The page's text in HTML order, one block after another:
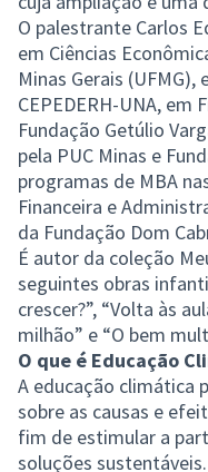
O palestrante Carlos
em Ciências
Minas Gerais
CEPEDERH-UNA, em
Fundação Getúlio
pela PUC Minas e
programas de MBA
Financeira e
da Fundação Dom
É autor da coleção
seguintes obras
crescer?”, “Volta às
milhão” e “O bem
O que é Educação
A educação climática
sobre as causas e
fim de estimular a
soluções